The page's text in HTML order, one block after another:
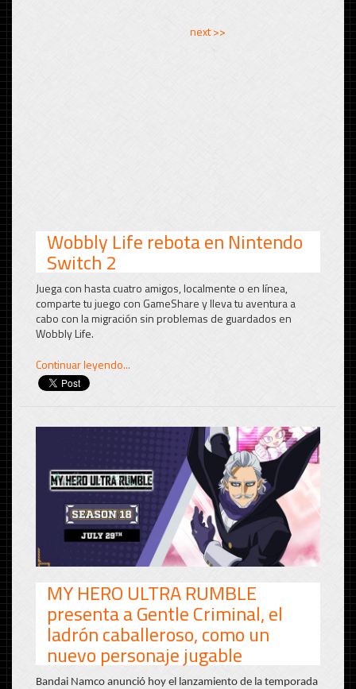
next >>
Wobbly Life rebota en Nintendo
Switch 2
Juega con hasta cuatro amigos, localmente o en línea,
comparte tu juego con GameShare y lleva tu aventura a
cabo con la migración sin problemas de guardados en
Wobbly Life.
Continuar leyendo...
MY HERO ULTRA RUMBLE
presenta a Gentle Criminal, el
ladrón caballeroso, como un
nuevo personaje jugable
Bandai Namco anunció hoy el lanzamiento de la temporada